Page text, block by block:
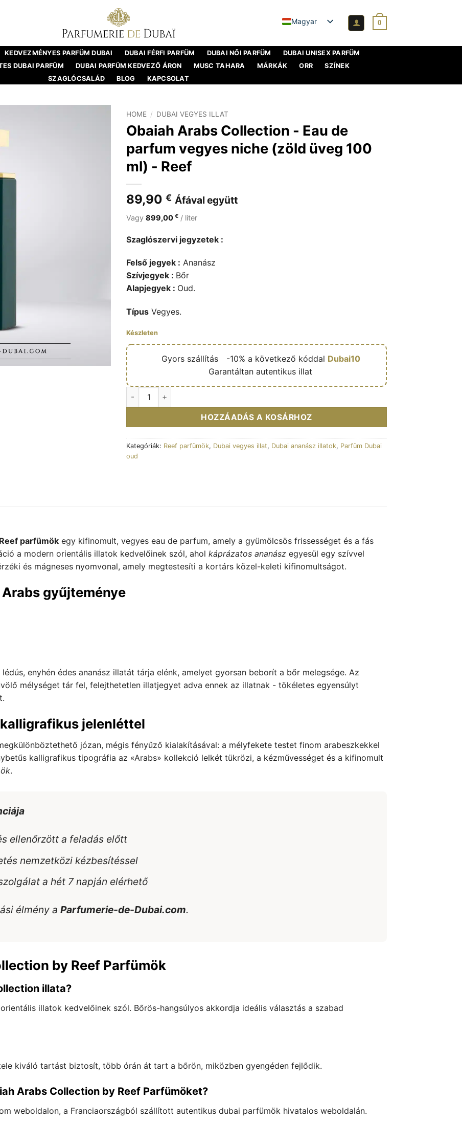
Magyar 0
KEDVEZMÉNYES PARFÜM DUBAI DUBAI FÉRFI PARFÜM DUBAI NŐI PARFÜM
DUBAI UNISEX PARFÜM
DUBAI PARFÜM DUBAI PARFÜM KEDVEZŐ ÁRON MUSC TAHARA MÁRKÁK ORR
SZÍNEK
SZAGLÓCSALÁD
BLOG KAPCSOLAT
HOME / DUBAI VEGYES ILLAT
Obaiah Arabs Collection - Eau de
parfum vegyes niche (zöld üveg 100
ml) - Reef
89,90 € Áfával együtt
Vagy 899,00 € / liter
Szaglószervi jegyzetek :
Felső jegyek : Ananász
Szívjegyek : Bőr
Alapjegyek : Oud.
Típus Vegyes.
Készleten
Gyors szállítás🎁 -10% a következő kóddal Dubai10
Garantáltan autentikus illat
Obaiah Arabs Collection - Eau de parfum de niche mixte (flacon vert 100 ml) - Reef mennyiség
HOZZÁADÁS A KOSÁRHOZ
Kategóriák: Reef parfümök, Dubai vegyes illat, Dubai ananász illatok, Parfüm Dubai
oud
Reef parfümök egy kifinomult, vegyes eau de parfum, amely a gyümölcsös frissességet és a fás
a modern orientális illatok kedvelőinek szól, ahol káprázatos ananász egyesül egy szívvel
és mágneses nyomvonal, amely megtestesíti a kortárs közel-keleti kifinomultságot.
gyűjteménye
lédús, enyhén édes ananász illatát tárja elénk, amelyet gyorsan beborít a bőr melegsége. Az
mélységet tár fel, felejthetetlen illatjegyet adva ennek az illatnak - tökéletes egyensúlyt
jelenléttel
józan, mégis fényűző kialakításával: a mélyfekete testet finom arabeszkekkel
kalligrafikus tipográfia az «Arabs» kollekció lelkét tükrözi, a kézművességet és a kifinomult
.
ellenőrzött a feladás előtt
nemzetközi kézbesítéssel
a hét 7 napján elérhető
élmény a Parfumerie-de-Dubai.com.
by Reef Parfümök
illata?
illatok kedvelőinek szól. Bőrös-hangsúlyos akkordja ideális választás a szabad
kiváló tartást biztosít, több órán át tart a bőrön, miközben gyengéden fejlődik.
Arabs Collection by Reef Parfümöket?
weboldalon, a Franciaországból szállított autentikus dubai parfümök hivatalos weboldalán.